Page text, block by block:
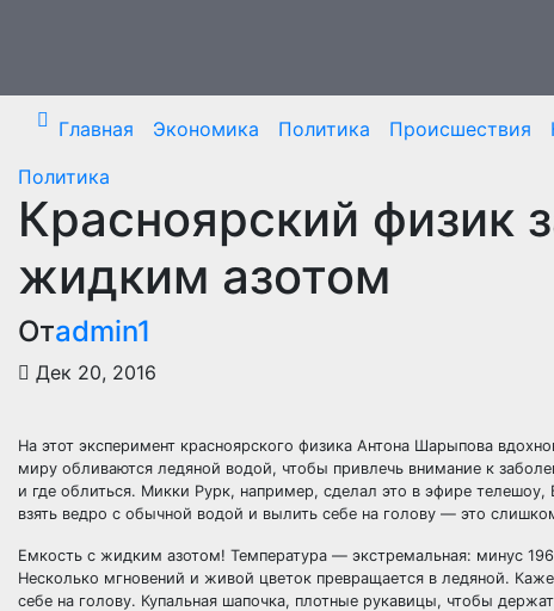
Главная Экономика Политика Происшествия
Политика
Красноярский физик
жидким азотом
Отadmin1
Дек 20, 2016
На этот эксперимент красноярского физика Антона Шарыпова
миру обливаются ледяной водой, чтобы привлечь внимание к
и где облиться. Микки Рурк, например, сделал это в эфире
взять ведро с обычной водой и вылить себе на голову — это
Емкость с жидким азотом! Температура — экстремальная: минус
Несколько мгновений и живой цветок превращается в ледяной.
себе на голову. Купальная шапочка, плотные рукавицы, чтобы